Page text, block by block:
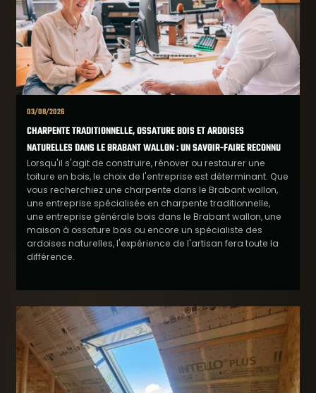
03/08/2026
CHARPENTE TRADITIONNELLE, OSSATURE BOIS ET ARDOISES
NATURELLES DANS LE BRABANT WALLON : UN SAVOIR-FAIRE RECONNU
Lorsqu'il s'agit de construire, rénover ou restaurer une
toiture en bois, le choix de l'entreprise est déterminant. Que
vous recherchiez une charpente dans le Brabant wallon,
une entreprise spécialisée en charpente traditionnelle,
une entreprise générale bois dans le Brabant wallon, une
maison à ossature bois ou encore un spécialiste des
ardoises naturelles, l'expérience de l'artisan fera toute la
différence.